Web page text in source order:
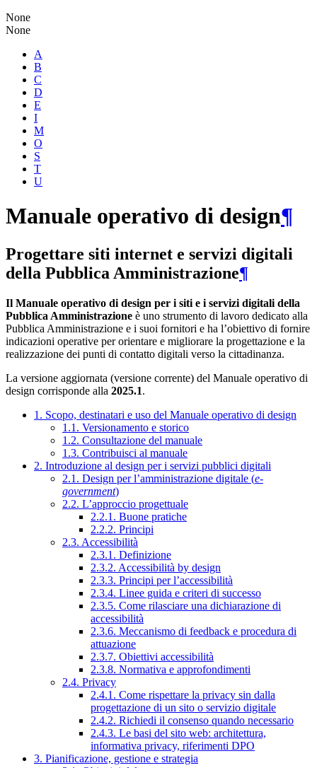
None
None
A
B
C
D
E
I
M
O
S
T
U
Manuale operativo di design¶
Progettare siti internet e servizi digitali
della Pubblica Amministrazione¶
Il Manuale operativo di design per i siti e i servizi digitali della
Pubblica Amministrazione è uno strumento di lavoro dedicato alla
Pubblica Amministrazione e i suoi fornitori e ha l’obiettivo di fornire
indicazioni operative per orientare e migliorare la progettazione e la
realizzazione dei punti di contatto digitali verso la cittadinanza.
La versione aggiornata (versione corrente) del Manuale operativo di
design corrisponde alla 2025.1.
1. Scopo, destinatari e uso del Manuale operativo di design
1.1. Versionamento e storico
1.2. Consultazione del manuale
1.3. Contribuisci al manuale
2. Introduzione al design per i servizi pubblici digitali
2.1. Design per l’amministrazione digitale (e-
government)
2.2. L’approccio progettuale
2.2.1. Buone pratiche
2.2.2. Principi
2.3. Accessibilità
2.3.1. Definizione
2.3.2. Accessibilità by design
2.3.3. Principi per l’accessibilità
2.3.4. Linee guida e criteri di successo
2.3.5. Come rilasciare una dichiarazione di
accessibilità
2.3.6. Meccanismo di feedback e procedura di
attuazione
2.3.7. Obiettivi accessibilità
2.3.8. Normativa e approfondimenti
2.4. Privacy
2.4.1. Come rispettare la privacy sin dalla
progettazione di un sito o servizio digitale
2.4.2. Richiedi il consenso quando necessario
2.4.3. Le basi del sito web: architettura,
informativa privacy, riferimenti DPO
3. Pianificazione, gestione e strategia